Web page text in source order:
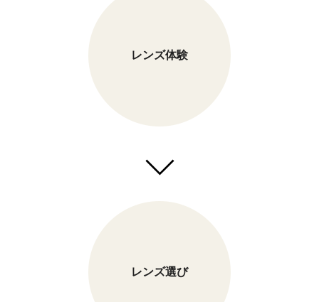
レンズ体験
レンズ選び